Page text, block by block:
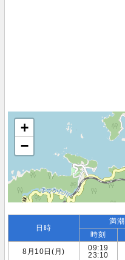
+
−
日時
満潮
時刻
8月10日(月)
09:19
23:10